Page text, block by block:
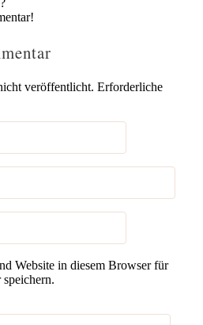
veröffentlicht. Erforderliche
Website in diesem Browser für